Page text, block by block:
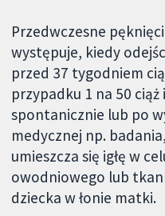
Przedwczesne
występuje, kiedy
przed 37 tygodniem
przypadku 1 na 50
spontanicznie lub po
medycznej np.
umieszcza się igłę w
owodniowego lub
dziecka w łonie matki.